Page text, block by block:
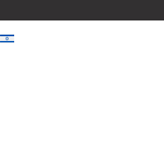
עברית